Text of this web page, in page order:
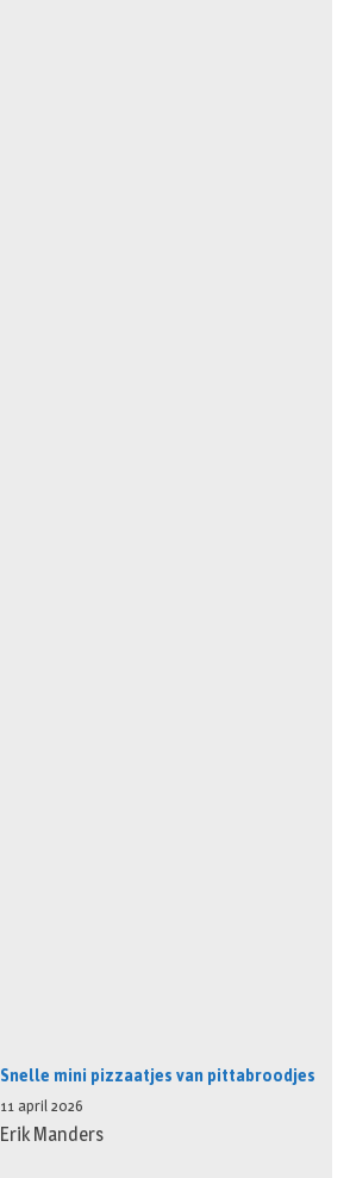
Snelle mini pizzaatjes van pittabroodjes
11 april 2026
Erik Manders